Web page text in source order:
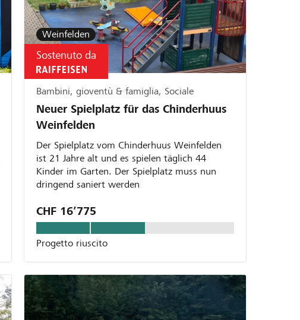
Weinfelden
Sostenuto da
Bambini, gioventù & famiglia, Sociale
Neuer Spielplatz für das Chinderhuus
Weinfelden
Der Spielplatz vom Chinderhuus Weinfelden
ist 21 Jahre alt und es spielen täglich 44
Kinder im Garten. Der Spielplatz muss nun
dringend saniert werden
CHF 16’775
Progetto riuscito